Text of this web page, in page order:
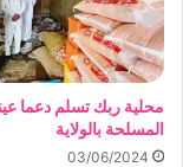
محلية ربك تسلم دعما
المسلحة بالولاية
03/06/2024